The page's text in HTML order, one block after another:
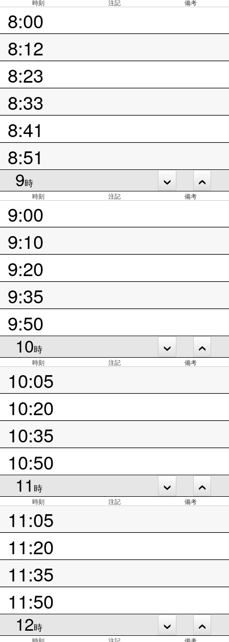
時刻 注記 備考
8:00
8:12
8:23
8:33
8:41
8:51
9時
時刻 注記 備考
9:00
9:10
9:20
9:35
9:50
10時
時刻 注記 備考
10:05
10:20
10:35
10:50
11 時
時刻 注記 備考
11:05
11:20
11:35
11:50
12時
時刻 注記 備考